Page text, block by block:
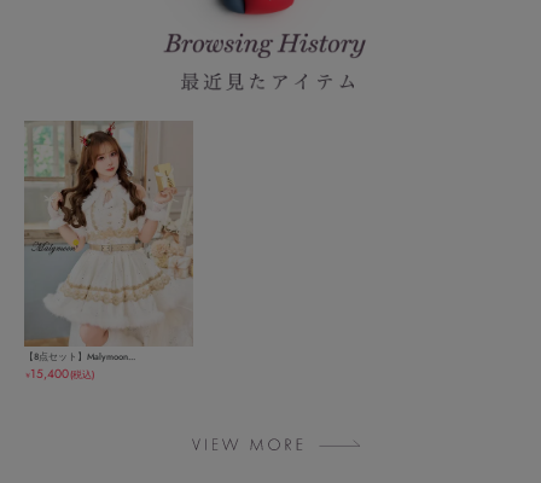
【8点セット】Malymoon...
￥15,400(税込)